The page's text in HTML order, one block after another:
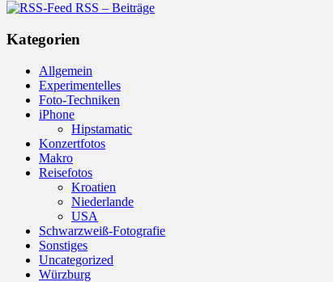
RSS – Beiträge
Kategorien
Allgemein
Experimentelles
Foto-Techniken
iPhone
Hipstamatic
Konzertfotos
Makro
Reisefotos
Kroatien
Niederlande
USA
Schwarzweiß-Fotografie
Sonstiges
Uncategorized
Würzburg